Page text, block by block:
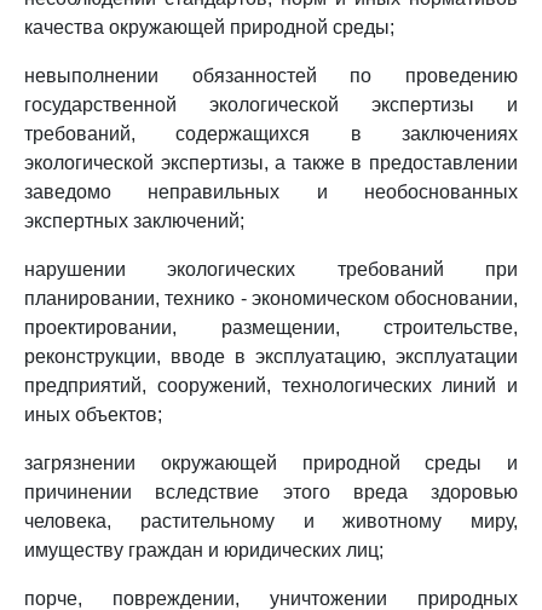
качества окружающей природной среды;
невыполнении обязанностей по проведению
государственной экологической экспертизы и
требований, содержащихся в заключениях
экологической экспертизы, а также в предоставлении
заведомо неправильных и необоснованных
экспертных заключений;
нарушении экологических требований при
планировании, технико - экономическом обосновании,
проектировании, размещении, строительстве,
реконструкции, вводе в эксплуатацию, эксплуатации
предприятий, сооружений, технологических линий и
иных объектов;
загрязнении окружающей природной среды и
причинении вследствие этого вреда здоровью
человека, растительному и животному миру,
имуществу граждан и юридических лиц;
порче, повреждении, уничтожении природных